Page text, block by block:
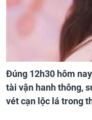
Đúng 12h30 hôm
tài vận hanh thông,
vét cạn lộc lá trong